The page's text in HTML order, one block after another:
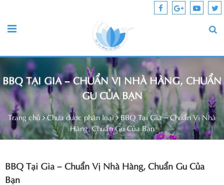
BBQ TẠI GIA – CHUẨN VỊ NHÀ HÀNG, CHUẨN
GU CỦA BẠN
Trang chủ Chưa được phân loại BBQ Tại Gia – Chuẩn Vị Nhà
Hàng, Chuẩn Gu Của Bạn
BBQ Tại Gia – Chuẩn Vị Nhà Hàng, Chuẩn Gu Của
Bạn